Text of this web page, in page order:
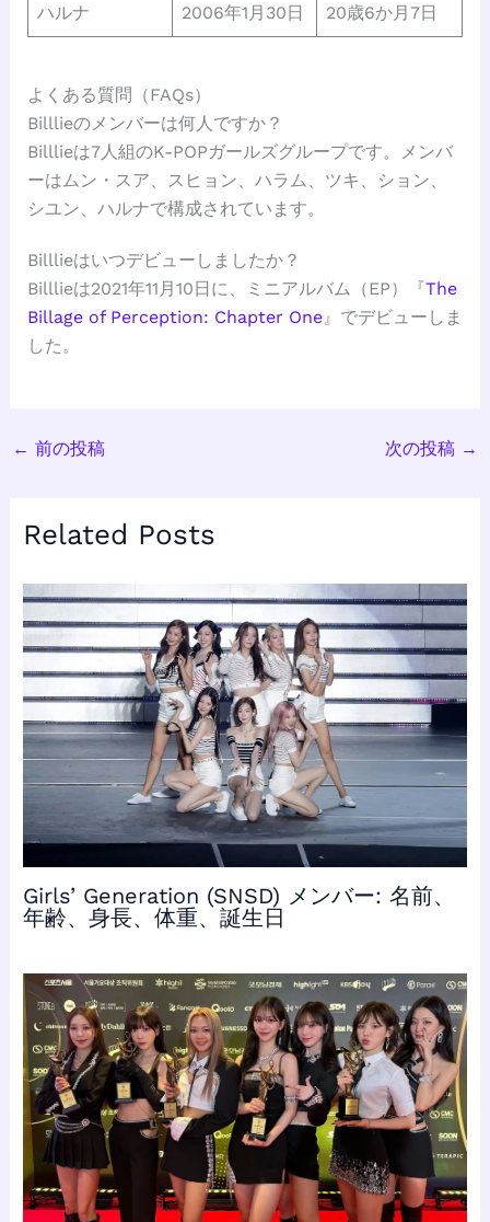
ハルナ 2006年1月30日 20歳6か月7日
よくある質問（FAQs）
Billlieのメンバーは何人ですか？
Billlieは7人組のK-POPガールズグループです。メンバ
ーはムン・スア、スヒョン、ハラム、ツキ、ション、
シユン、ハルナで構成されています。
Billlieはいつデビューしましたか？
Billlieは2021年11月10日に、ミニアルバム（EP）『The
Billage of Perception: Chapter One』でデビューしま
した。
← 前の投稿 次の投稿 →
Related Posts
Girls’ Generation (SNSD) メンバー: 名前、
年齢、身長、体重、誕生日